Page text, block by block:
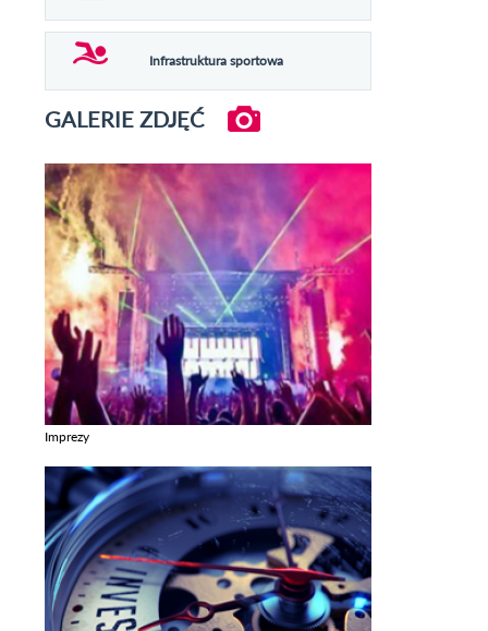
Infrastruktura sportowa
GALERIE ZDJĘĆ
Imprezy